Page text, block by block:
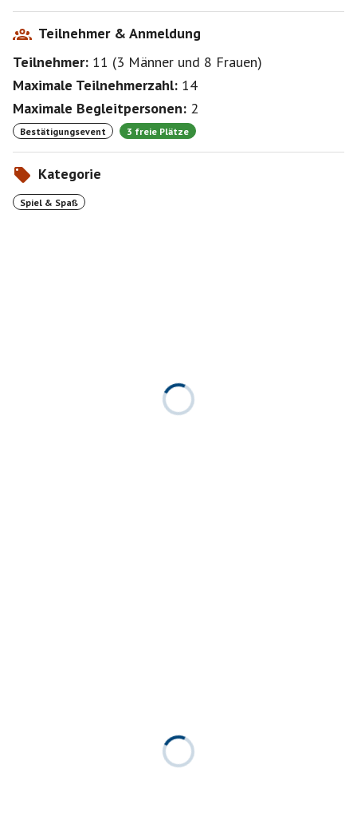
Teilnehmer & Anmeldung
Teilnehmer: 11 (3 Männer und 8 Frauen)
Maximale Teilnehmerzahl: 14
Maximale Begleitpersonen: 2
Bestätigungsevent 3 freie Plätze
Kategorie
Spiel & Spaß